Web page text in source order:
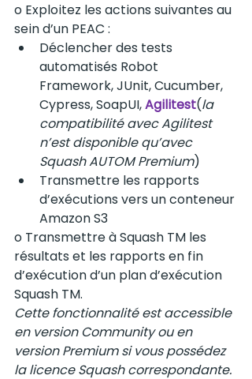
o Exploitez les actions suivantes au
sein d’un PEAC :
Déclencher des tests
automatisés Robot
Framework, JUnit, Cucumber,
Cypress, SoapUI, Agilitest(la
compatibilité avec Agilitest
n’est disponible qu’avec
Squash AUTOM Premium)
Transmettre les rapports
d’exécutions vers un conteneur
Amazon S3
o Transmettre à Squash TM les
résultats et les rapports en fin
d’exécution d’un plan d’exécution
Squash TM.
Cette fonctionnalité est accessible
en version Community ou en
version Premium si vous possédez
la licence Squash correspondante.